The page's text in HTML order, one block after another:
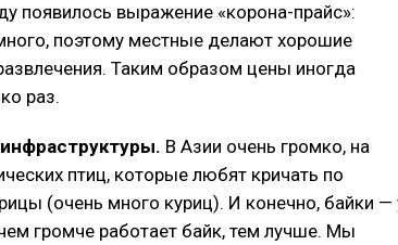
появилось выражение «корона-прайс»:
поэтому местные делают хорошие
Таким образом цены иногда
раз.
В Азии очень громко, на
птиц, которые любят кричать по
(очень много куриц). И конечно, байки —
громче работает байк, тем лучше. Мы